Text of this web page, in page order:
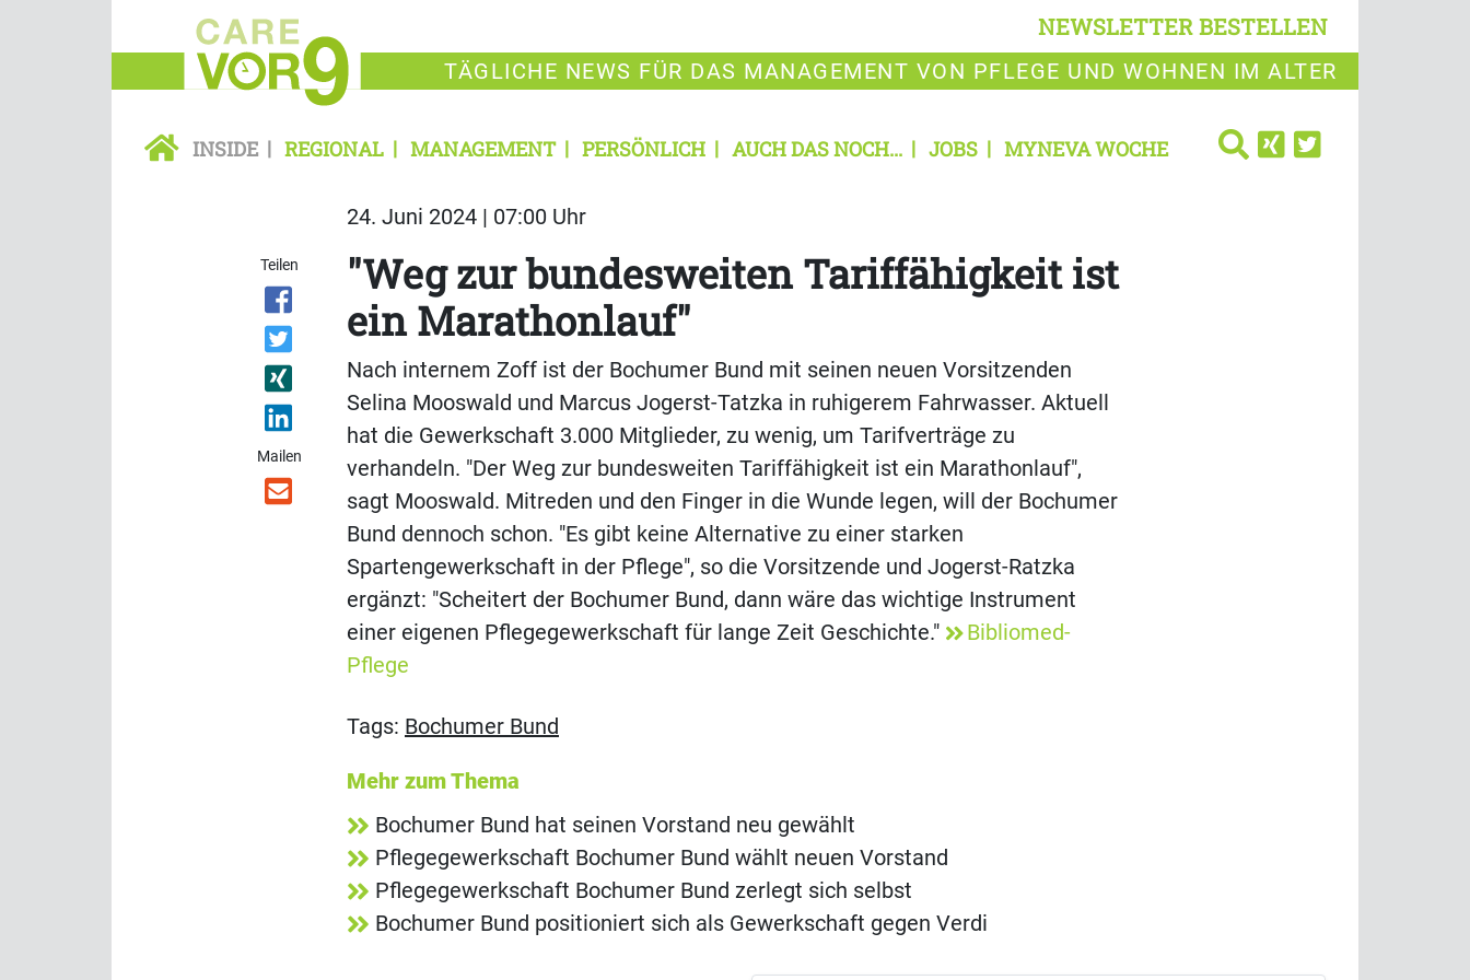
NEWSLETTER BESTELLEN
TÄGLICHE NEWS FÜR DAS MANAGEMENT VON PFLEGE UND WOHNEN IM ALTER
INSIDE REGIONAL MANAGEMENT PERSÖNLICH AUCH DAS NOCH... JOBS MYNEVA WOCHE
24. Juni 2024 | 07:00 Uhr
Teilen
Mailen
"Weg zur bundesweiten Tarif­fähigkeit ist
ein Marathonlauf"
Nach internem Zoff ist der Bochumer Bund mit seinen neuen Vorsitzenden
Selina Mooswald und Marcus Jogerst-Tatzka in ruhigerem Fahrwasser. Aktuell
hat die Gewerkschaft 3.000 Mitglieder, zu wenig, um Tarifverträge zu
verhandeln. "Der Weg zur bundesweiten Tarif­fähigkeit ist ein Marathonlauf",
sagt Mooswald. Mitreden und den Finger in die Wunde legen, will der Bochumer
Bund dennoch schon. "Es gibt keine Alternative zu einer starken
Spartengewerkschaft in der Pflege", so die Vorsitzende und Jogerst-Ratzka
ergänzt: "Scheitert der Bochumer Bund, dann wäre das wichtige Instrument
einer eigenen Pflegegewerkschaft für lange Zeit Geschichte."
Bibliomed-
Pflege
Tags: Bochumer Bund
Mehr zum Thema
Bochumer Bund hat seinen Vorstand neu gewählt
Pflegegewerkschaft Bochumer Bund wählt neuen Vorstand
Pflegegewerkschaft Bochumer Bund zerlegt sich selbst
Bochumer Bund positioniert sich als Gewerkschaft gegen Verdi